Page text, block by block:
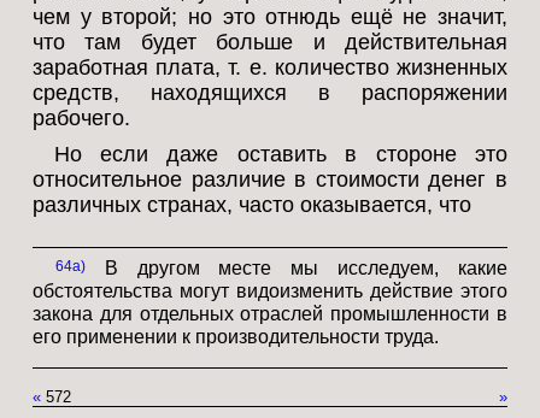
чем у второй; но это отнюдь ещё не значит,
что там будет больше и действительная
заработная плата, т. е. количество жизненных
средств, находящихся в распоряжении
рабочего.
Но если даже оставить в стороне это
относительное различие в стоимости денег в
различных странах, часто оказывается, что
64a В другом месте мы исследуем, какие
обстоятельства могут видоизменить действие этого
закона для отдельных отраслей промышленности в
его применении к производительности труда.
« »
572